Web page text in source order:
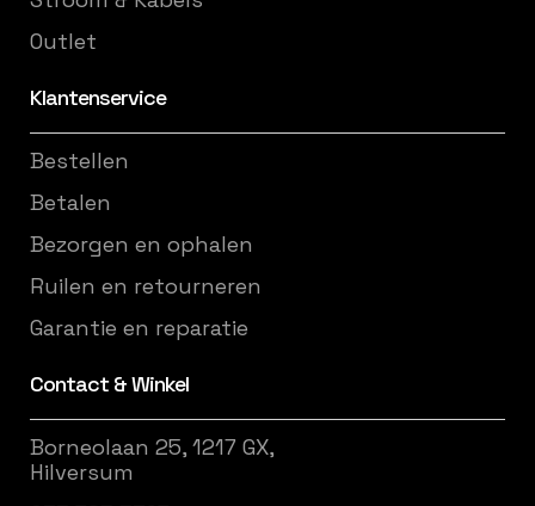
Outlet
Klantenservice
Bestellen
Betalen
Bezorgen en ophalen
Ruilen en retourneren
Garantie en reparatie
Contact & Winkel
Borneolaan 25, 1217 GX,
Hilversum